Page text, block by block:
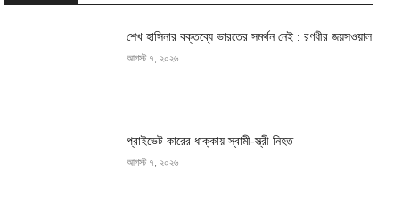
শেখ হাসিনার বক্তব্যে ভারতের সমর্থন নেই : রণধীর জয়সওয়াল
আগস্ট ৭, ২০২৬
প্রাইভেট কারের ধাক্কায় স্বামী-স্ত্রী নিহত
আগস্ট ৭, ২০২৬